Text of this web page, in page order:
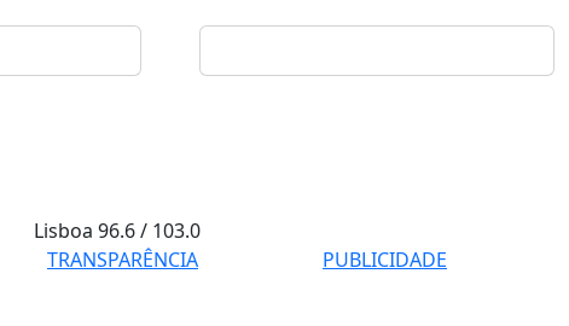
Lisboa96.6 / 103.0
TRANSPARÊNCIA
PUBLICIDADE